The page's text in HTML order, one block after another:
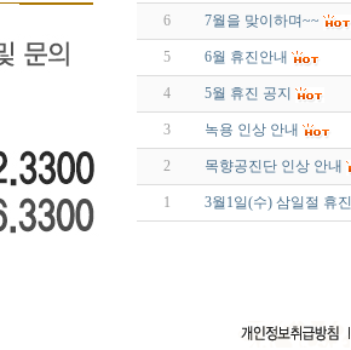
6 7월을 맞이하며~~
5 6월 휴진안내
4 5월 휴진 공지
3 녹용 인상 안내
2 목향공진단 인상 안내
1 3월1일(수) 삼일절 휴